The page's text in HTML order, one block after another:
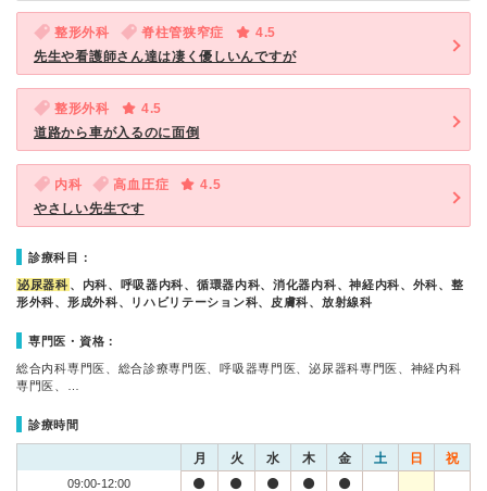
整形外科 脊柱管狭窄症
4.5
先生や看護師さん達は凄く優しいんですが
整形外科
4.5
道路から車が入るのに面倒
内科 高血圧症
4.5
やさしい先生です
診療科目：
泌尿器科 、内科、呼吸器内科、循環器内科、消化器内科、神経内科、外科、整
形外科、形成外科、リハビリテーション科、皮膚科、放射線科
専門医・資格：
総合内科専門医、総合診療専門医、呼吸器専門医、泌尿器科専門医、神経内科
専門医、…
診療時間
月 火 水 木 金 土 日 祝
09:00-12:00